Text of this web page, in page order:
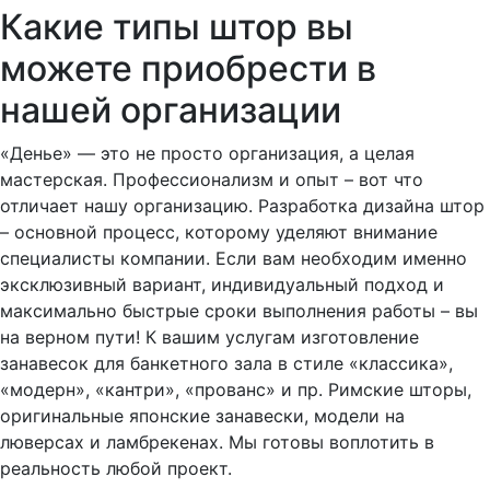
Какие типы штор вы
можете приобрести в
нашей организации
«Денье» — это не просто организация, а целая
мастерская. Профессионализм и опыт – вот что
отличает нашу организацию. Разработка дизайна штор
– основной процесс, которому уделяют внимание
специалисты компании. Если вам необходим именно
эксклюзивный вариант, индивидуальный подход и
максимально быстрые сроки выполнения работы – вы
на верном пути! К вашим услугам изготовление
занавесок для банкетного зала в стиле «классика»,
«модерн», «кантри», «прованс» и пр. Римские шторы,
оригинальные японские занавески, модели на
люверсах и ламбрекенах. Мы готовы воплотить в
реальность любой проект.